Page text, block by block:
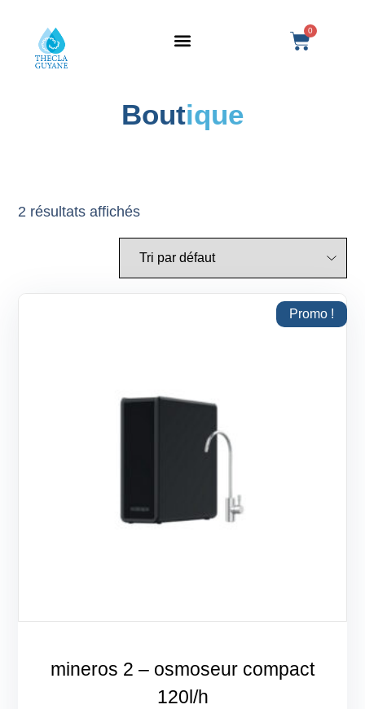
0
BoutIque
2 résultats affichés
Promo !
mineros 2 – osmoseur compact
120l/h